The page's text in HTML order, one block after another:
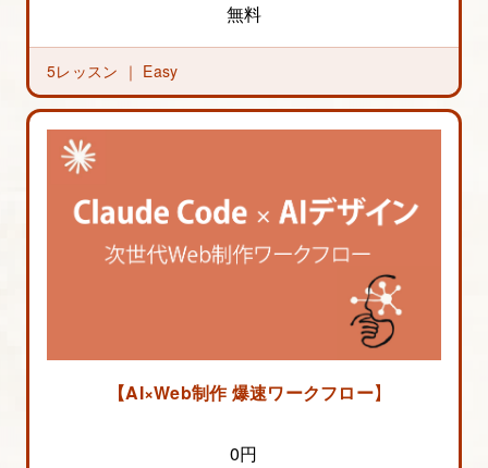
無料
5レッスン ｜ Easy
【AI×Web制作 爆速ワークフロー】の概要
0円